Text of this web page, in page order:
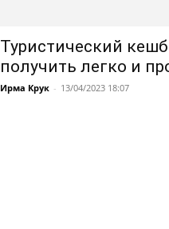
Туристический
получить легко и
Ирма Крук - 13/04/2023 18:07